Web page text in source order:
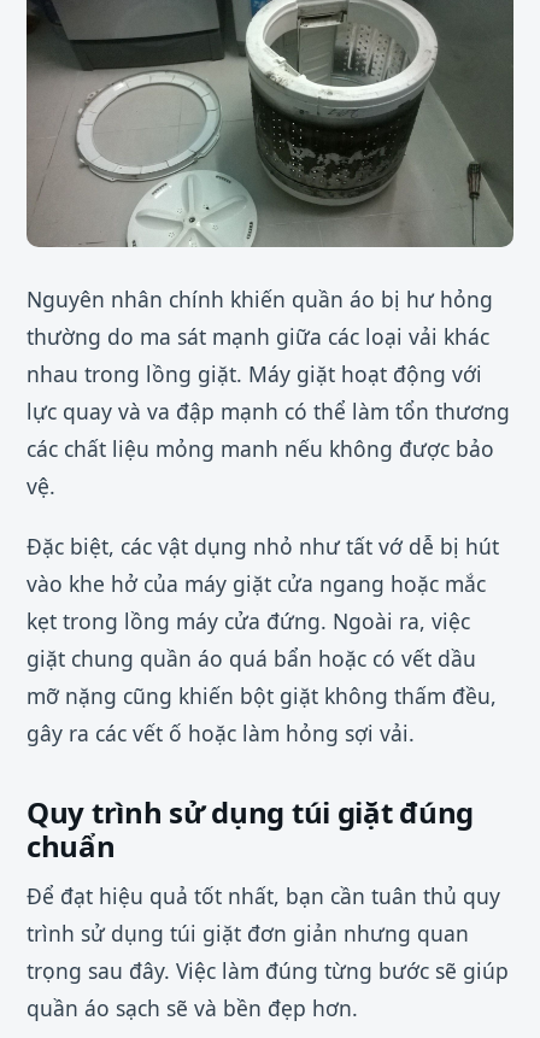
Nguyên nhân chính khiến quần áo bị hư hỏng
thường do ma sát mạnh giữa các loại vải khác
nhau trong lồng giặt. Máy giặt hoạt động với
lực quay và va đập mạnh có thể làm tổn thương
các chất liệu mỏng manh nếu không được bảo
vệ.
Đặc biệt, các vật dụng nhỏ như tất vớ dễ bị hút
vào khe hở của máy giặt cửa ngang hoặc mắc
kẹt trong lồng máy cửa đứng. Ngoài ra, việc
giặt chung quần áo quá bẩn hoặc có vết dầu
mỡ nặng cũng khiến bột giặt không thấm đều,
gây ra các vết ố hoặc làm hỏng sợi vải.
Quy trình sử dụng túi giặt đúng
chuẩn
Để đạt hiệu quả tốt nhất, bạn cần tuân thủ quy
trình sử dụng túi giặt đơn giản nhưng quan
trọng sau đây. Việc làm đúng từng bước sẽ giúp
quần áo sạch sẽ và bền đẹp hơn.